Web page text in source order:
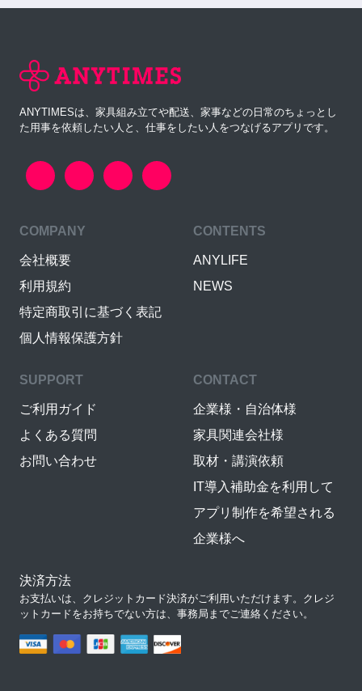
ANYTIMESは、家具組み立てや配送、家事などの日常のちょっとし
た用事を依頼したい人と、仕事をしたい人をつなげるアプリです。
COMPANY
会社概要
利用規約
特定商取引に基づく表記
個人情報保護方針
CONTENTS
ANYLIFE
NEWS
SUPPORT
ご利用ガイド
よくある質問
お問い合わせ
CONTACT
企業様・自治体様
家具関連会社様
取材・講演依頼
IT導入補助金を利用して
アプリ制作を希望される
企業様へ
決済方法
お支払いは、クレジットカード決済がご利用いただけます。クレジ
ットカードをお持ちでない方は、事務局までご連絡ください。